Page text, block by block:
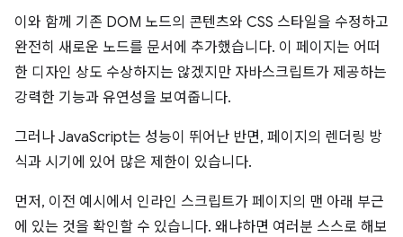
이와 함께 기존 DOM 노드의 콘텐츠와 CSS 스타일을 수정하고
완전히 새로운 노드를 문서에 추가했습니다. 이 페이지는 어떠
한 디자인 상도 수상하지는 않겠지만 자바스크립트가 제공하는
강력한 기능과 유연성을 보여줍니다.
그러나 JavaScript는 성능이 뛰어난 반면, 페이지의 렌더링 방
식과 시기에 있어 많은 제한이 있습니다.
먼저, 이전 예시에서 인라인 스크립트가 페이지의 맨 아래 부근
에 있는 것을 확인할 수 있습니다. 왜냐하면 여러분 스스로 해보